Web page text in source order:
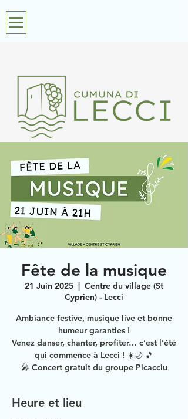
Fête de la musique
21 Juin 2025
  |
Centre du village (St
Cyprien) - Lecci
Ambiance festive, musique live et bonne
humeur garanties !
Venez danser, chanter, profiter… c’est l’été
qui commence à Lecci ! ☀️🌙 🎵
🎤 Concert gratuit du groupe Picacciu
Heure et lieu